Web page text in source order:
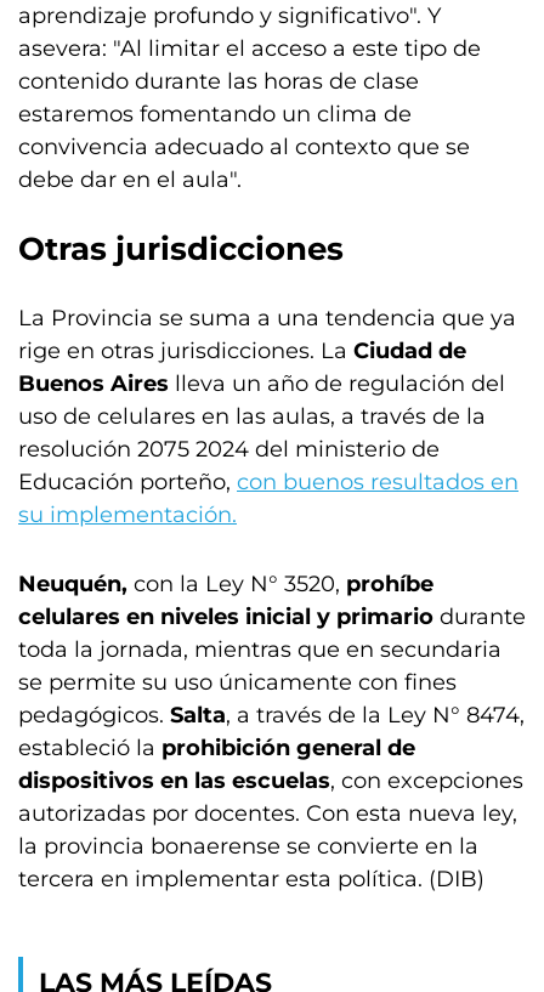
aprendizaje profundo y significativo". Y
asevera: "Al limitar el acceso a este tipo de
contenido durante las horas de clase
estaremos fomentando un clima de
convivencia adecuado al contexto que se
debe dar en el aula".
Otras jurisdicciones
La Provincia se suma a una tendencia que ya
rige en otras jurisdicciones. La Ciudad de
Buenos Aires lleva un año de regulación del
uso de celulares en las aulas, a través de la
resolución 2075 2024 del ministerio de
Educación porteño, con buenos resultados en
su implementación.
Neuquén, con la Ley N° 3520, prohíbe
celulares en niveles inicial y primario durante
toda la jornada, mientras que en secundaria
se permite su uso únicamente con fines
pedagógicos. Salta, a través de la Ley N° 8474,
estableció la prohibición general de
dispositivos en las escuelas, con excepciones
autorizadas por docentes. Con esta nueva ley,
la provincia bonaerense se convierte en la
tercera en implementar esta política. (DIB)
LAS MÁS LEÍDAS